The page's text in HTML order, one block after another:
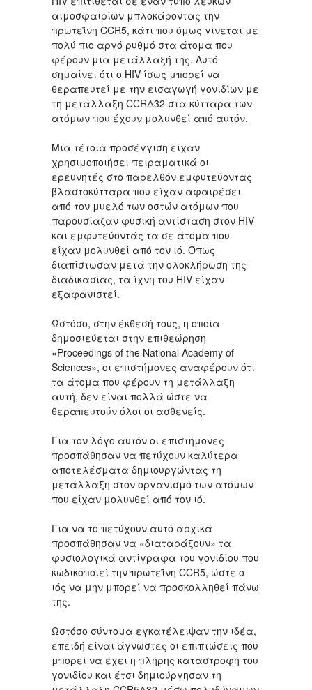
αιμοσφαιρίων μπλοκάροντας την
πρωτεΐνη CCR5, κάτι που όμως γίνεται με
πολύ πιο αργό ρυθμό στα άτομα που
φέρουν μια μετάλλαξή της. Αυτό
σημαίνει ότι ο HIV ίσως μπορεί να
θεραπευτεί με την εισαγωγή γονιδίων με
τη μετάλλαξη CCRΔ32 στα κύτταρα των
ατόμων που έχουν μολυνθεί από αυτόν.
Μια τέτοια προσέγγιση είχαν
χρησιμοποιήσει πειραματικά οι
ερευνητές στο παρελθόν εμφυτεύοντας
βλαστοκύτταρα που είχαν αφαιρέσει
από τον μυελό των οστών ατόμων που
παρουσίαζαν φυσική αντίσταση στον HIV
και εμφυτεύοντάς τα σε άτομα που
είχαν μολυνθεί από τον ιό. Όπως
διαπίστωσαν μετά την ολοκλήρωση της
διαδικασίας, τα ίχνη του HIV είχαν
εξαφανιστεί.
Ωστόσο, στην έκθεσή τους, η οποία
δημοσιεύεται στην επιθεώρηση
«Proceedings of the National Academy of
Sciences», οι επιστήμονες αναφέρουν ότι
τα άτομα που φέρουν τη μετάλλαξη
αυτή, δεν είναι πολλά ώστε να
θεραπευτούν όλοι οι ασθενείς.
Για τον λόγο αυτόν οι επιστήμονες
προσπάθησαν να πετύχουν καλύτερα
αποτελέσματα δημιουργώντας τη
μετάλλαξη στον οργανισμό των ατόμων
που είχαν μολυνθεί από τον ιό.
Για να το πετύχουν αυτό αρχικά
προσπάθησαν να «διαταράξουν» τα
φυσιολογικά αντίγραφα του γονιδίου που
κωδικοποιεί την πρωτεΐνη CCR5, ώστε ο
ιός να μην μπορεί να προσκολληθεί πάνω
της.
Ωστόσο σύντομα εγκατέλειψαν την ιδέα,
επειδή είναι άγνωστες οι επιπτώσεις που
μπορεί να έχει η πλήρης καταστροφή του
γονιδίου και έτσι δημιούργησαν τη